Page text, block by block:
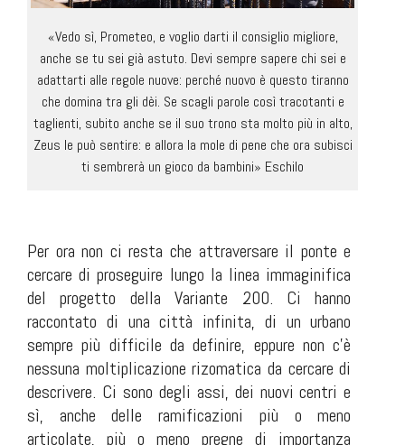
«Vedo sì, Prometeo, e voglio darti il consiglio migliore,
anche se tu sei già astuto. Devi sempre sapere chi sei e
adattarti alle regole nuove: perché nuovo è questo tiranno
che domina tra gli dèi. Se scagli parole così tracotanti e
taglienti, subito anche se il suo trono sta molto più in alto,
Zeus le può sentire: e allora la mole di pene che ora subisci
ti sembrerà un gioco da bambini» Eschilo
Per ora non ci resta che attraversare il ponte e
cercare di proseguire lungo la linea immaginifica
del progetto della Variante 200. Ci hanno
raccontato di una città infinita, di un urbano
sempre più difficile da definire, eppure non c'è
nessuna moltiplicazione rizomatica da cercare di
descrivere. Ci sono degli assi, dei nuovi centri e
sì, anche delle ramificazioni più o meno
articolate, più o meno pregne di importanza